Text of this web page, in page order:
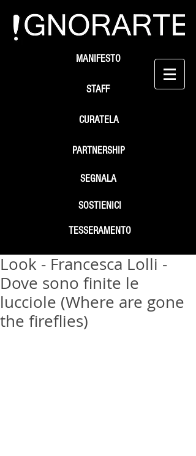
STAFF
SEGNALA
SOSTIENICI
MANIFESTO
PARTNERSHIP
TESSERAMENTO
CURATELA
Look - Francesca Lolli -
Dove sono finite le
lucciole (Where are gone
the fireflies)